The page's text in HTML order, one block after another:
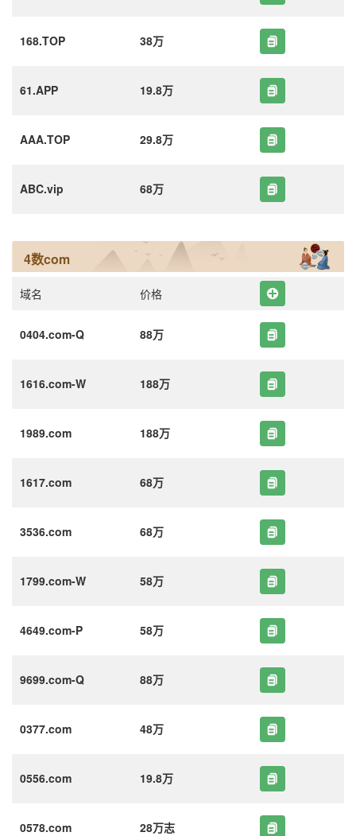
168.TOP 38万
61.APP 19.8万
AAA.TOP 29.8万
ABC.vip 68万
4数com
域名 价格
0404.com-Q 88万
1616.com-W 188万
1989.com 188万
1617.com 68万
3536.com 68万
1799.com-W 58万
4649.com-P 58万
9699.com-Q 88万
0377.com 48万
0556.com 19.8万
0578.com 28万志